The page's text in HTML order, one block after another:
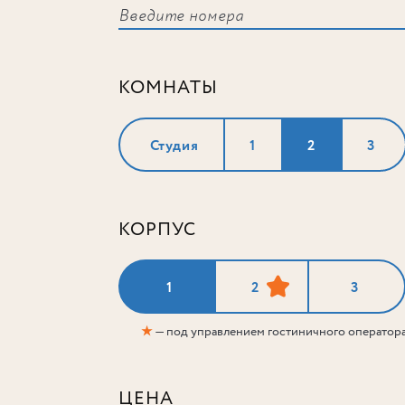
КОМНАТЫ
Студия 1 2 3
КОРПУС
1 2 3
★— под управлением гостиничного
ЦЕНА